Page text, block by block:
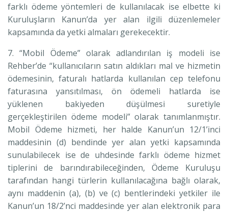
farklı ödeme yöntemleri de kullanılacak ise elbette ki
Kuruluşların Kanun’da yer alan ilgili düzenlemeler
kapsamında da yetki almaları gerekecektir.
7. “Mobil Ödeme” olarak adlandırılan iş modeli ise
Rehber’de “kullanıcıların satın aldıkları mal ve hizmetin
ödemesinin, faturalı hatlarda kullanılan cep telefonu
faturasına yansıtılması, ön ödemeli hatlarda ise
yüklenen bakiyeden düşülmesi suretiyle
gerçekleştirilen ödeme modeli” olarak tanımlanmıştır.
Mobil Ödeme hizmeti, her halde Kanun’un 12/1’inci
maddesinin (d) bendinde yer alan yetki kapsamında
sunulabilecek ise de uhdesinde farklı ödeme hizmet
tiplerini de barındırabileceğinden, Ödeme Kuruluşu
tarafından hangi türlerin kullanılacağına bağlı olarak,
aynı maddenin (a), (b) ve (c) bentlerindeki yetkiler ile
Kanun’un 18/2’nci maddesinde yer alan elektronik para